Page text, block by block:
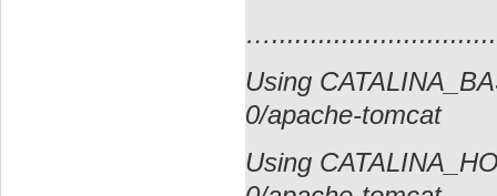
Using
0/apache-tomcat
Using